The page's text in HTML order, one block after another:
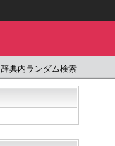
辞典内ランダム検索